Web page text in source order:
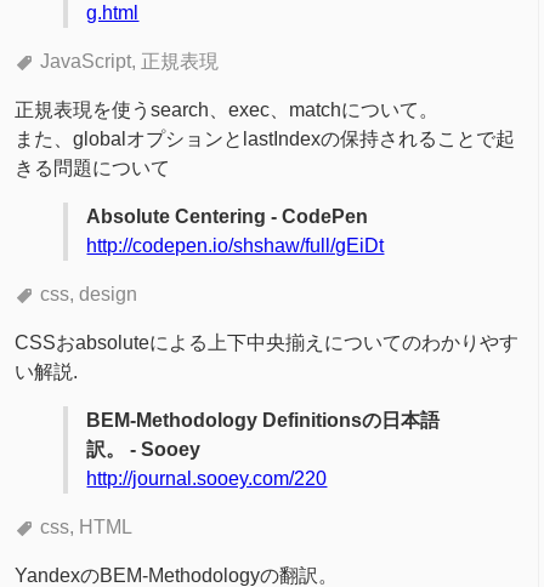
g.html
JavaScript 正規表現
正規表現を使うsearch、exec、matchについて。
また、globalオプションとlastIndexの保持されることで起
きる問題について
Absolute Centering - CodePen
http://codepen.io/shshaw/full/gEiDt
css design
CSSおabsoluteによる上下中央揃えについてのわかりやす
い解説.
BEM-Methodology Definitionsの日本語
訳。 - Sooey
http://journal.sooey.com/220
css HTML
YandexのBEM-Methodologyの翻訳。